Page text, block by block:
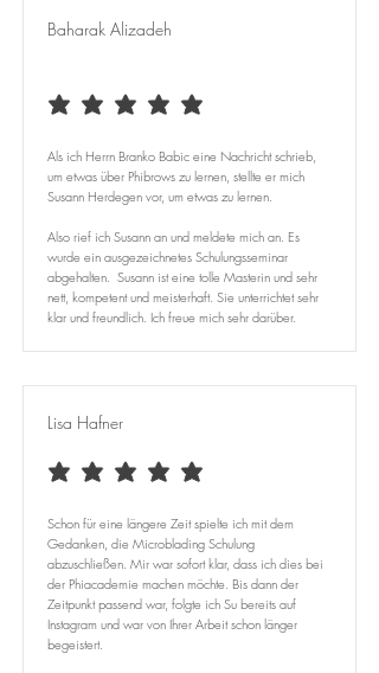
Baharak Alizadeh
average rating is 5 out of 5
Als ich Herrn Branko Babic eine Nachricht schrieb,
um etwas über Phibrows zu lernen, stellte er mich
Susann Herdegen vor, um etwas zu lernen.
Also rief ich Susann an und meldete mich an. Es
wurde ein ausgezeichnetes Schulungsseminar
abgehalten. Susann ist eine tolle Masterin und sehr
nett, kompetent und meisterhaft. Sie unterrichtet sehr
klar und freundlich. Ich freue mich sehr darüber.
Lisa Hafner
average rating is 5 out of 5
Schon für eine längere Zeit spielte ich mit dem
Gedanken, die Microblading Schulung
abzuschließen. Mir war sofort klar, dass ich dies bei
der Phiacademie machen möchte. Bis dann der
Zeitpunkt passend war, folgte ich Su bereits auf
Instagram und war von Ihrer Arbeit schon länger
begeistert.